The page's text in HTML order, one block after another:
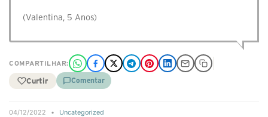
(Valentina, 5 Anos)
COMPARTILHAR:
Curtir Comentar
04/12/2022 • Uncategorized